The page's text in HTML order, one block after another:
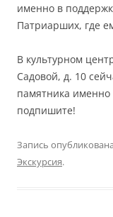
именно в
Патриарших, где
В культурном
Садовой, д. 10
памятника
подпишите!
Запись опубликована
Экскурсия.